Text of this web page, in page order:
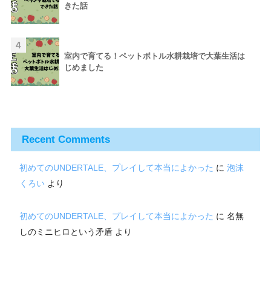
きた話
4
室内で育てる！ペットボトル水耕栽培で大葉生活は
じめました
Recent Comments
初めてのUNDERTALE、プレイして本当によかった に 泡沫
くろい より
初めてのUNDERTALE、プレイして本当によかった に 名無
しのミニヒロという矛盾より